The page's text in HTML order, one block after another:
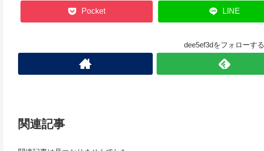
Pocket LINE
dee5ef3dをフォローする
関連記事